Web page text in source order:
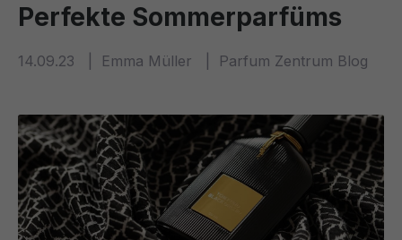
Perfekte Sommerparfüms
14.09.23 Emma Müller Parfum Zentrum Blog